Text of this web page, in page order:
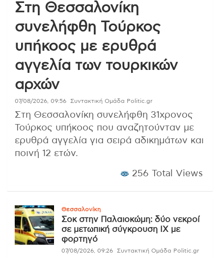
Στη Θεσσαλονίκη
συνελήφθη Τούρκος
υπήκοος με ερυθρά
αγγελία των τουρκικών
αρχών
07/08/2026, 09:56 Συντακτική Ομάδα Politic.gr
Στη Θεσσαλονίκη συνελήφθη 31χρονος
Τούρκος υπήκοος που αναζητούνταν με
ερυθρά αγγελία για σειρά αδικημάτων και
ποινή 12 ετών.
256 Total Views
Θεσσαλονίκη
Σοκ στην Παλαιοκώμη: δύο νεκροί
σε μετωπική σύγκρουση ΙΧ με
φορτηγό
07/08/2026, 09:26 Συντακτική Ομάδα Politic.gr